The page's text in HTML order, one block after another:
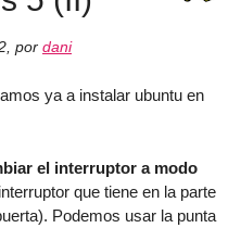
, por dani
ya a instalar ubuntu en
el interruptor a modo
que tiene en la parte
Podemos usar la punta